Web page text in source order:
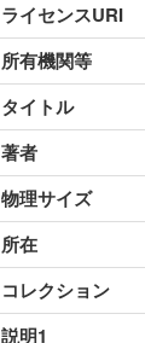
ライセンスURI
所有機関等
タイトル
著者
物理サイズ
所在
コレクション
説明1